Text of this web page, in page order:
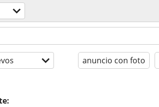
anuncio con foto